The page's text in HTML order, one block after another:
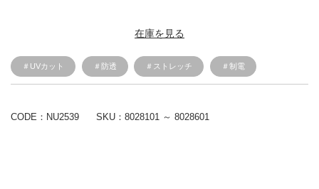
在庫を見る
＃UVカット ＃防透 ＃ストレッチ ＃制電
CODE：NU2539 SKU： 8028101 ～ 8028601